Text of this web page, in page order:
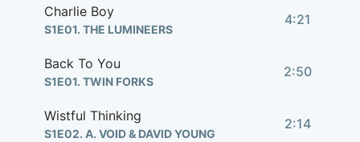
Charlie Boy
S1E01. THE LUMINEERS
4:21
Back To You
S1E01. TWIN FORKS
2:50
Wistful Thinking
S1E02. A. VOID & DAVID YOUNG
2:14